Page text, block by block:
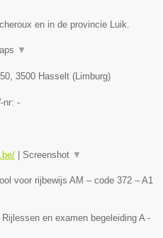
en in de provincie Luik.
▼
, 3500 Hasselt (Limburg)
nr: -
Screenshot ▼
voor rijbewijs AM – code 372 – A1
en examen begeleiding A -